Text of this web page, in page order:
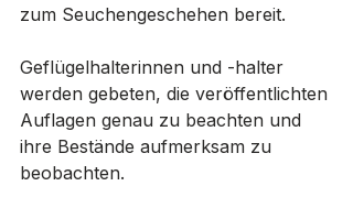
zum Seuchengeschehen bereit.
Geflügelhalterinnen und -halter
werden gebeten, die veröffentlichten
Auflagen genau zu beachten und
ihre Bestände aufmerksam zu
beobachten.